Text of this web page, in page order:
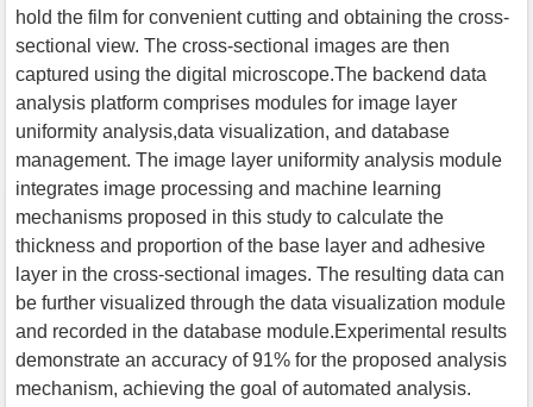
hold the film for convenient cutting and obtaining the cross-
sectional view. The cross-sectional images are then
captured using the digital microscope.The backend data
analysis platform comprises modules for image layer
uniformity analysis,data visualization, and database
management. The image layer uniformity analysis module
integrates image processing and machine learning
mechanisms proposed in this study to calculate the
thickness and proportion of the base layer and adhesive
layer in the cross-sectional images. The resulting data can
be further visualized through the data visualization module
and recorded in the database module.Experimental results
demonstrate an accuracy of 91% for the proposed analysis
mechanism, achieving the goal of automated analysis.